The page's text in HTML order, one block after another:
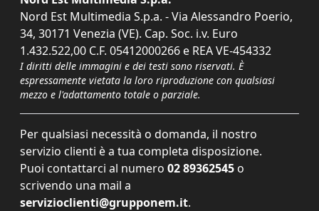
Nord Est Multimedia S.p.a. - Via Alessandro Poerio,
34, 30171 Venezia (VE). Cap. Soc. i.v. Euro
1.432.522,00 C.F. 05412000266 e REA VE-454332
I diritti delle immagini e dei testi sono riservati. È
espressamente vietata la loro riproduzione con qualsiasi
mezzo e l'adattamento totale o parziale.
Per qualsiasi necessità o domanda, il nostro
servizio clienti è a tua completa disposizione.
Puoi contattarci al numero 02 89362545 o
scrivendo una mail a
servizioclienti@grupponem.it.